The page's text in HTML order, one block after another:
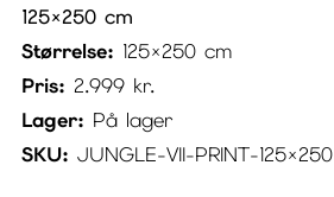
125×250 cm
Størrelse: 125×250 cm
Pris: 2.999 kr.
Lager: På lager
SKU: JUNGLE-VII-PRINT-125×250